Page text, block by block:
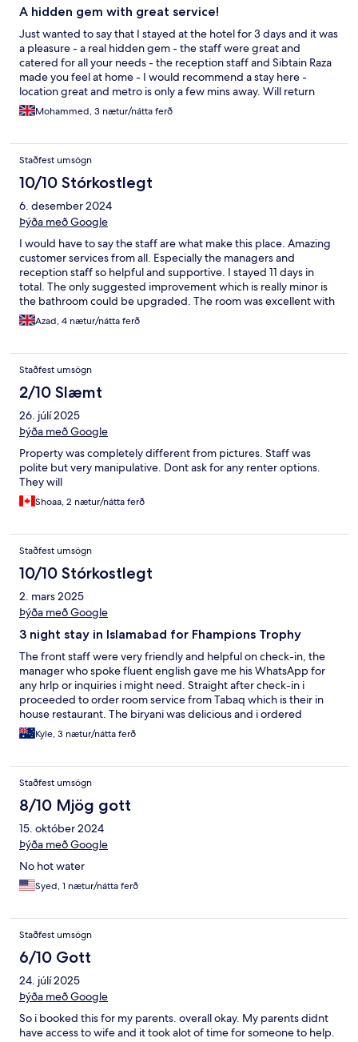
A hidden gem with great service!
Just wanted to say that I stayed at the hotel for 3 days and it was
a pleasure - a real hidden gem - the staff were great and
catered for all your needs - the reception staff and Sibtain Raza
made you feel at home - I would recommend a stay here -
location great and metro is only a few mins away. Will return
soon.Mohammed, 3 nætur/nátta ferð
Staðfest umsögn
10/10 Stórkostlegt
6. desember 2024
Þýða með Google
I would have to say the staff are what make this place. Amazing
customer services from all. Especially the managers and
reception staff so helpful and supportive. I stayed 11 days in
total. The only suggested improvement which is really minor is
the bathroom could be upgraded. The room was excellent with
lots of space. Well done keep up the good work and see you
soon.
Azad, 4 nætur/nátta ferð
Staðfest umsögn
2/10 Slæmt
26. júlí 2025
Þýða með Google
Property was completely different from pictures. Staff was
polite but very manipulative. Dont ask for any renter options.
They will
Shoaa, 2 nætur/nátta ferð
Staðfest umsögn
10/10 Stórkostlegt
2. mars 2025
Þýða með Google
3 night stay in Islamabad for Fhampions Trophy
The front staff were very friendly and helpful on check-in, the
manager who spoke fluent english gave me his WhatsApp for
any hrlp or inquiries i might need. Straight after check-in i
proceeded to order room service from Tabaq which is their in
house restaurant. The biryani was delicious and i ordered
repeatedly from there, the food for breakfast was also terrific.
The room itself is alright, great bed but an average bathroom
eating at. I would stay here again if in Islamabad, if only because
of the extreme friendliness of the staff and the good location,
being in Blue Area within a couple kilometers from Centaurus
Mall
Kyle, 3 nætur/nátta ferð
Staðfest umsögn
8/10 Mjög gott
15. október 2024
Þýða með Google
No hot water
Syed, 1 nætur/nátta ferð
Staðfest umsögn
6/10 Gott
24. júlí 2025
Þýða með Google
So i booked this for my parents. overall okay. My parents didnt
have access to wife and it took alot of time for someone to help.